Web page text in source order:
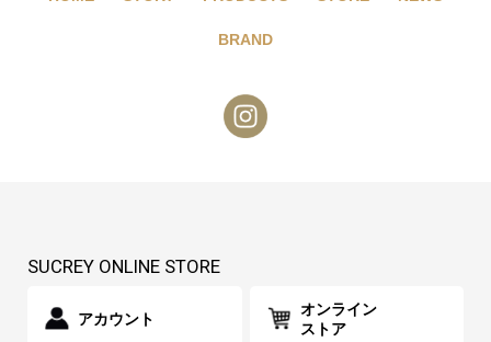
BRAND
SUCREY ONLINE STORE
アカウント
オンライン
ストア